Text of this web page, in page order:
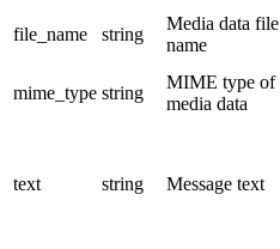
file_name string
Media data file
name
mime_type string
MIME type of
media data
text string Message text